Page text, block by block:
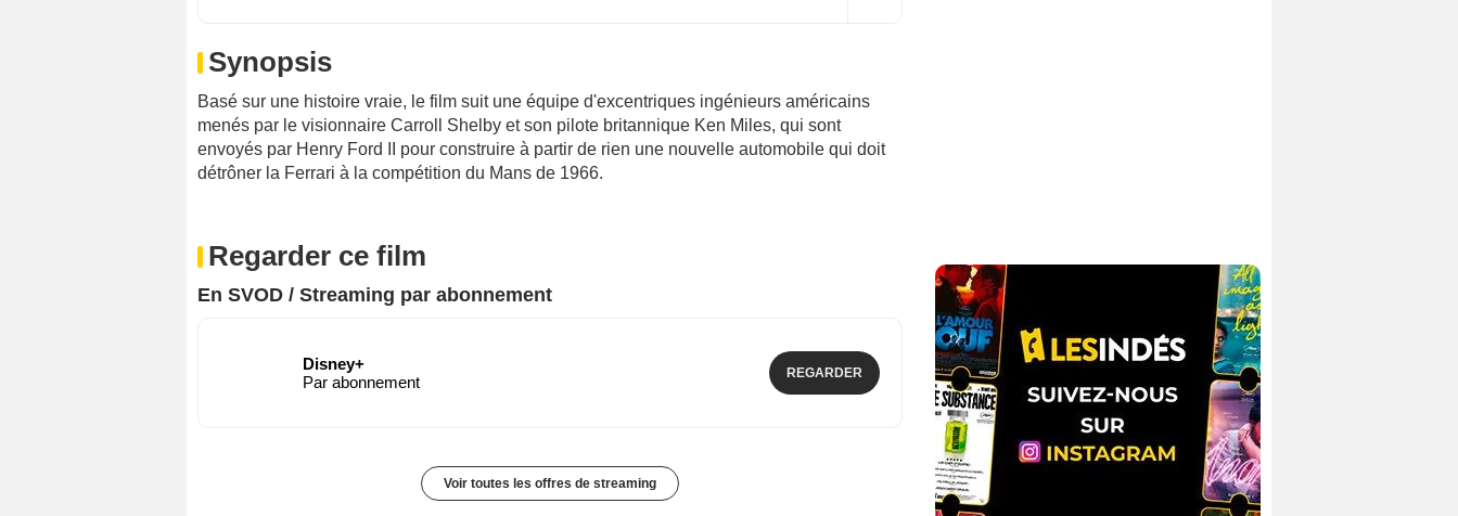
Synopsis
Basé sur une histoire vraie, le film suit une équipe d'excentriques ingénieurs américains
menés par le visionnaire Carroll Shelby et son pilote britannique Ken Miles, qui sont
envoyés par Henry Ford II pour construire à partir de rien une nouvelle automobile qui doit
détrôner la Ferrari à la compétition du Mans de 1966.
Regarder ce film
En SVOD / Streaming par abonnement
Disney+
Par abonnement
REGARDER
Voir toutes les offres de streaming